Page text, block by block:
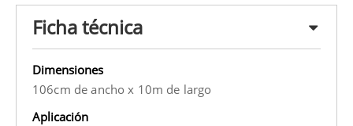
Ficha técnica
Dimensiones
106cm de ancho x 10m de largo
Aplicación